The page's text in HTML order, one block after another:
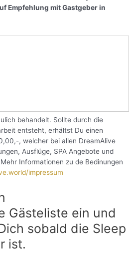
Empfehlung mit Gastgeber in
behandelt. Sollte durch die
entsteht, erhältst Du einen
, welcher bei allen DreamAlive
Ausflüge, SPA Angebote und
Informationen zu de Bedinungen
impressum
Gästeliste ein und
sobald die Sleep
ist.